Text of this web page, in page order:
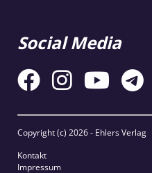
Social Media
Copyright (c) 2026 - Ehlers Verlag
Kontakt
Impressum